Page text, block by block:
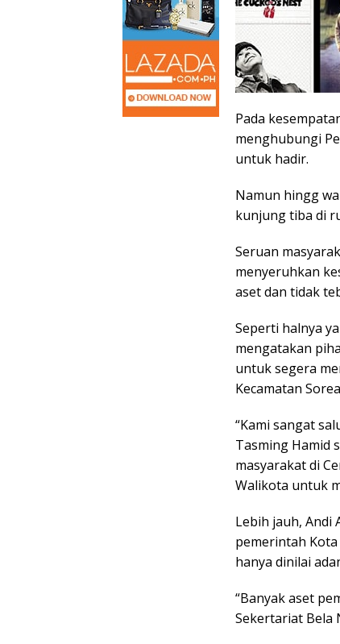
Pada
menghubungi
untuk hadir.
Namun hingg
kunjung tiba di
Seruan
menyeruhkan
aset dan tidak
Seperti halnya
mengatakan
untuk segera
Kecamatan
“Kami sangat
Tasming Hamid
masyarakat di
Walikota untuk
Lebih jauh, Andi
pemerintah
hanya dinilai
“Banyak aset
Sekertariat Bela